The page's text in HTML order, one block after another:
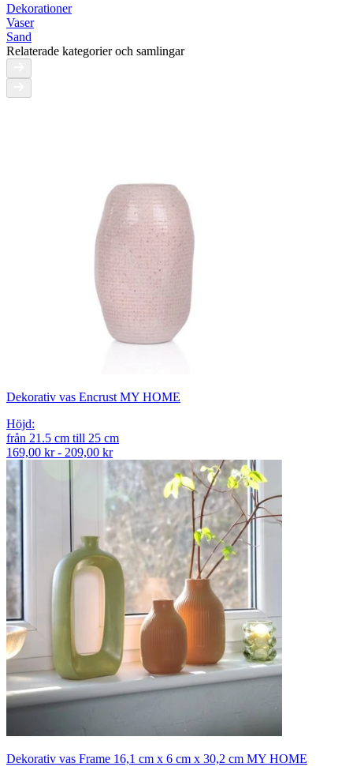
Dekorationer
Vaser
Sand
Relaterade kategorier och samlingar
Dekorativ vas Encrust MY HOME
Höjd:
från 21.5 cm till 25 cm
169,00 kr - 209,00 kr
Dekorativ vas Frame 16,1 cm x 6 cm x 30,2 cm MY HOME